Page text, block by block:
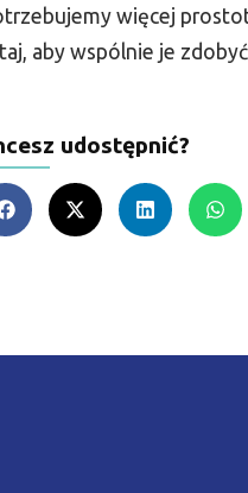
więcej
aby wspólnie je
udostępnić?